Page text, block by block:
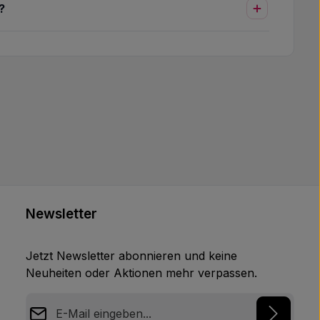
Newsletter
Jetzt Newsletter abonnieren und keine
Neuheiten oder Aktionen mehr verpassen.